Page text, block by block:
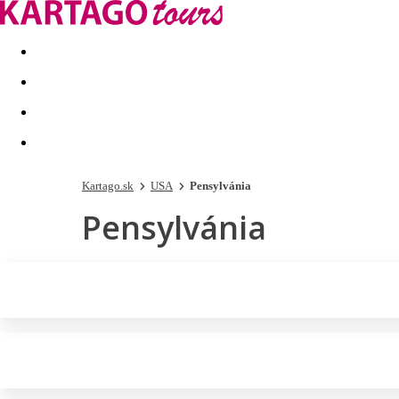
Last minute Dovolenkové kluby
Kartago.sk USA Pensylvánia
Pensylvánia